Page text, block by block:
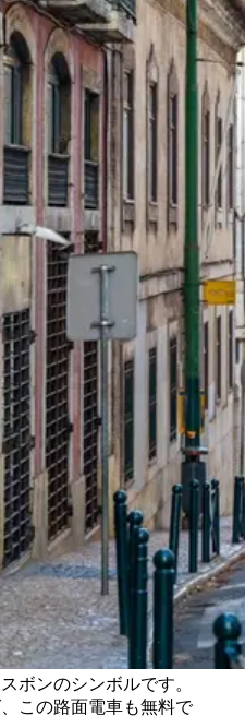
ボンのシンボルです。
この路面電車も無料で